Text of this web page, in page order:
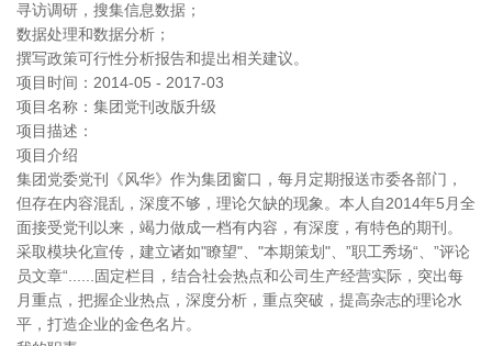
寻访调研，搜集信息数据；
数据处理和数据分析；
撰写政策可行性分析报告和提出相关建议。
项目时间：2014-05 - 2017-03
项目名称：集团党刊改版升级
项目描述：
项目介绍
集团党委党刊《风华》作为集团窗口，每月定期报送市委各部门，
但存在内容混乱，深度不够，理论欠缺的现象。本人自2014年5月全
面接受党刊以来，竭力做成一档有内容，有深度，有特色的期刊。
采取模块化宣传，建立诸如"瞭望"、"本期策划"、”职工秀场“、”评论
员文章“......固定栏目，结合社会热点和公司生产经营实际，突出每
月重点，把握企业热点，深度分析，重点突破，提高杂志的理论水
平，打造企业的金色名片。